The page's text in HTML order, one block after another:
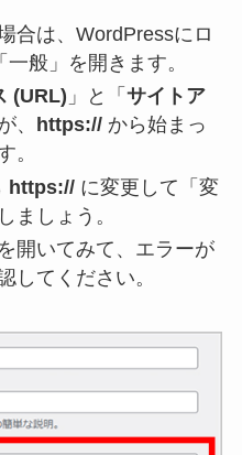
合は、WordPressにロ
一般」 を開きます。
(URL) 」と「 サイトア
、 https://から始まっ
。
https://に変更して「変
ましょう。
開いてみて、エラーが
してください。